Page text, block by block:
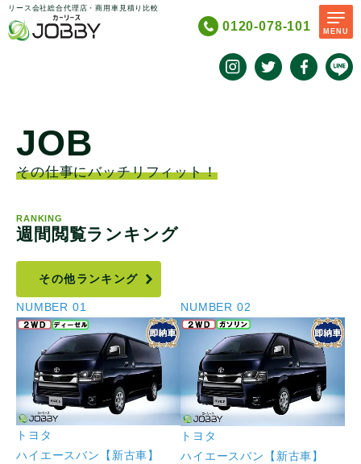
リース会社総合代理店・商用車見積り比較
0120-078-101 MENU
JOB
その仕事にバッチリフィット！
RANKING
週間閲覧ランキング
その他ランキング
NUMBER 01
トヨタ
ハイエースバン【新古車】
NUMBER 02
トヨタ
ハイエースバン【新古車】